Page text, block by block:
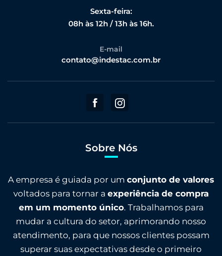
Sexta-feira:
08h às 12h / 13h às 16h.
E-mail
contato@indestac.com.br
Sobre Nós
A empresa é guiada por um conjunto de valores
voltados para tornar a experiência de compra
em um momento único. Trabalhamos para
mudar a cultura do setor, aprimorando nosso
atendimento, para que nossos clientes possam
superar suas expectativas desde o primeiro